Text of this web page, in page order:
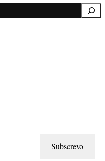
Subscrevo